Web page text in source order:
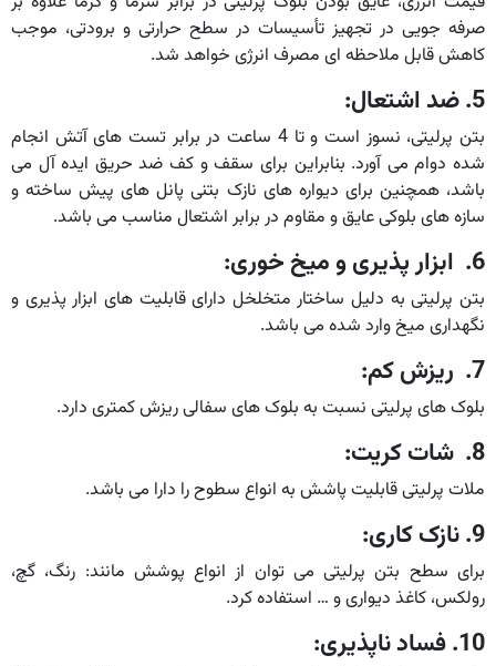
صرفه جویی در تجهیز تأسیسات در سطح حرارتی و برودتی، موجب
کاهش قابل ملاحظه ای مصرف انرژی خواهد شد.
5. ضد اشتعال:
بتن پرلیتی، نسوز است و تا 4 ساعت در برابر تست های آتش انجام
شده دوام می آورد. بنابراین برای سقف و کف ضد حریق ایده آل می
باشد، همچنین برای دیواره های نازک بتنی پانل های پیش ساخته و
سازه های بلوکی عایق و مقاوم در برابر اشتعال مناسب می باشد.
6. ابزار پذیری و میخ خوری:
بتن پرلیتی به دلیل ساختار متخلخل دارای قابلیت های ابزار پذیری و
نگهداری میخ وارد شده می باشد.
7. ریزش کم:
بلوک های پرلیتی نسبت به بلوک های سفالی ریزش کمتری دارد.
8. شات کریت:
ملات پرلیتی قابلیت پاشش به انواع سطوح را دارا می باشد.
9. نازک کاری:
برای سطح بتن پرلیتی می توان از انواع پوشش مانند: رنگ، گچ،
رولکس، کاغذ دیواری و … استفاده کرد.
10. فساد ناپذیری: